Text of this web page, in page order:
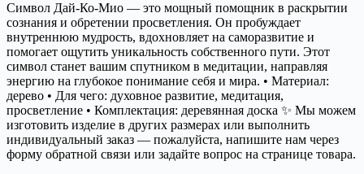
Символ Дай-Ко-Мио — это мощный помощник в раскрытии
сознания и обретении просветления. Он пробуждает
внутреннюю мудрость, вдохновляет на саморазвитие и
помогает ощутить уникальность собственного пути. Этот
символ станет вашим спутником в медитации, направляя
энергию на глубокое понимание себя и мира. • Материал:
дерево • Для чего: духовное развитие, медитация,
просветление • Комплектация: деревянная доска ✨ Мы можем
изготовить изделие в других размерах или выполнить
индивидуальный заказ — пожалуйста, напишите нам через
форму обратной связи или задайте вопрос на странице товара.